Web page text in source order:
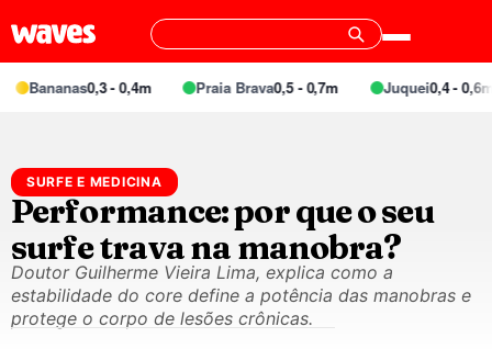
Bananas0,3 - 0,4m Praia Brava0,5 - 0,7m Juquei0,4 - 0,6m
SURFE E MEDICINA
Performance: por que o seu
surfe trava na manobra?
Doutor Guilherme Vieira Lima, explica como a
estabilidade do core define a potência das manobras e
protege o corpo de lesões crônicas.